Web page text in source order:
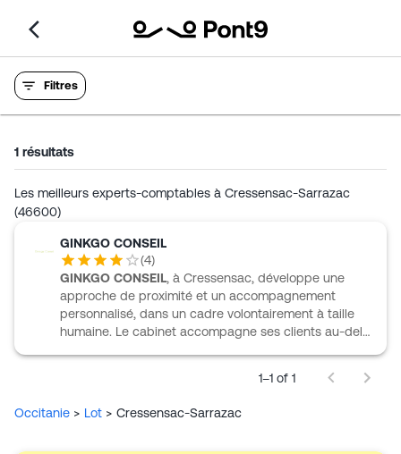
Filtres
1 résultats
Les meilleurs experts-comptables à Cressensac-Sarrazac
(46600)
GINKGO CONSEIL
(4)
GINKGO CONSEIL, à Cressensac, développe une
approche de proximité et un accompagnement
personnalisé, dans un cadre volontairement à taille
humaine. Le cabinet accompagne ses clients au-delà
travaux juridiques liés à la vie des sociétés et un suivi
intervient aussi en social, de l’embauche aux paies et
1–1 of 1
Occitanie > Lot > Cressensac-Sarrazac